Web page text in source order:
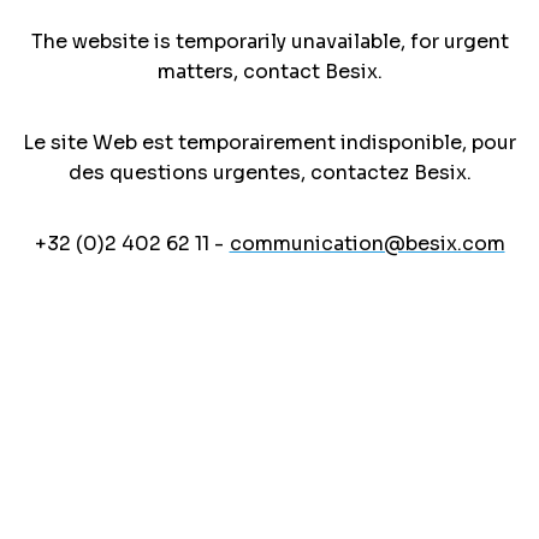
The website is temporarily unavailable, for urgent
matters, contact Besix.
Le site Web est temporairement indisponible, pour
des questions urgentes, contactez Besix.
+32 (0)2 402 62 11 - communication@besix.com